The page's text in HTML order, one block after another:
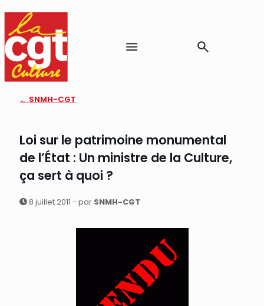
← SNMH-CGT
Loi sur le patrimoine monumental
de l’État : Un ministre de la Culture,
ça sert à quoi ?
8 juillet 2011 - par SNMH-CGT